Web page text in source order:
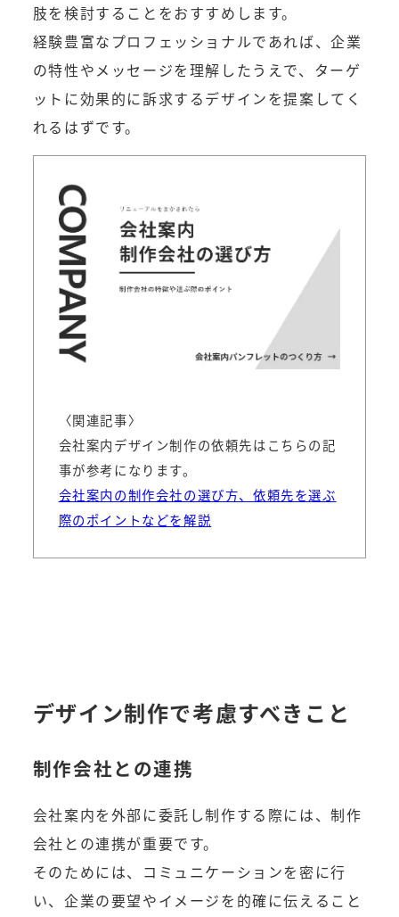
肢を検討することをおすすめします。
経験豊富なプロフェッショナルであれば、企業
の特性やメッセージを理解したうえで、ターゲ
ットに効果的に訴求するデザインを提案してく
れるはずです。
〈関連記事〉
会社案内デザイン制作の依頼先はこちらの記
事が参考になります。
会社案内の制作会社の選び方、依頼先を選ぶ
際のポイントなどを解説
デザイン制作で考慮すべきこと
制作会社との連携
会社案内を外部に委託し制作する際には、制作
会社との連携が重要です。
そのためには、コミュニケーションを密に行
い、企業の要望やイメージを的確に伝えること